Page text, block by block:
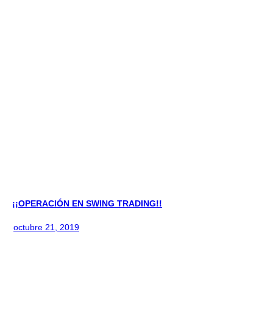
¡¡OPERACIÓN EN SWING TRADING!!
octubre 21, 2019